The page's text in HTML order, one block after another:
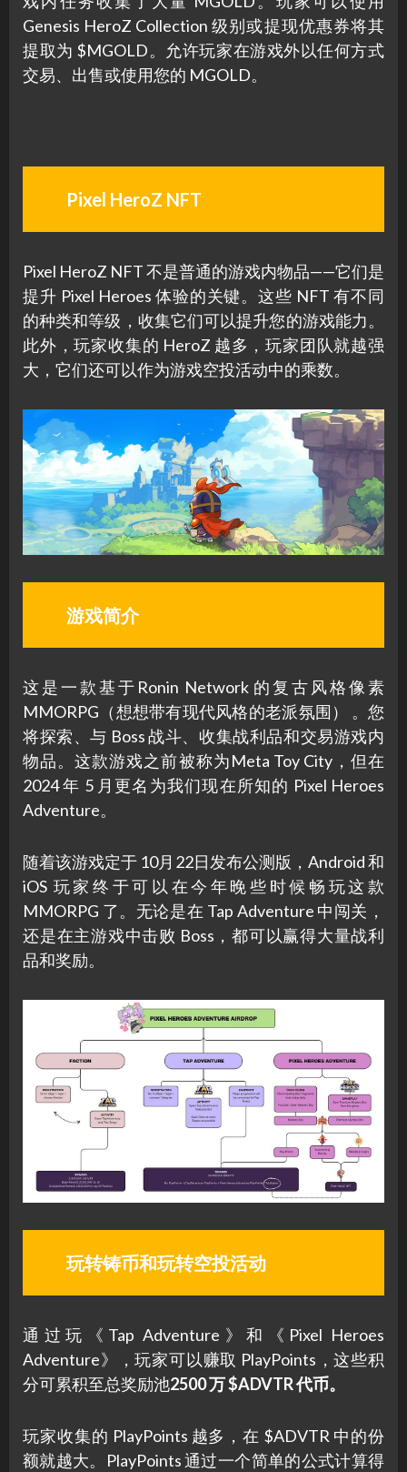
Genesis HeroZ Collection 级别或提现优惠券将其
提取为 $MGOLD。允许玩家在游戏外以任何方式
交易、出售或使用您的 MGOLD。
Pixel HeroZ NFT
Pixel HeroZ NFT 不是普通的游戏内物品——它们是
提升 Pixel Heroes 体验的关键。这些 NFT 有不同
的种类和等级，收集它们可以提升您的游戏能力。
此外，玩家收集的 HeroZ 越多，玩家团队就越强
大，它们还可以作为游戏空投活动中的乘数。
游戏简介
这是一款基于Ronin Network 的复古风格像素
MMORPG（想想带有现代风格的老派氛围） 。您
将探索、与 Boss 战斗、收集战利品和交易游戏内
物品。这款游戏之前被称为Meta Toy City，但在
2024 年 5 月更名为我们现在所知的 Pixel Heroes
Adventure。
随着该游戏定于 10月22日发布公测版，Android 和
iOS 玩家终于可以在今年晚些时候畅玩这款
MMORPG 了。无论是在 Tap Adventure 中闯关，
还是在主游戏中击败 Boss，都可以赢得大量战利
品和奖励。
玩转铸币和玩转空投活动
通过玩《Tap Adventure》和《Pixel Heroes
Adventure》，玩家可以赚取 PlayPoints，这些积
分可累积至总奖励池2500 万 $ADVTR 代币。
玩家收集的 PlayPoints 越多，在 $ADVTR 中的份
额就越大。PlayPoints 通过一个简单的公式计算得